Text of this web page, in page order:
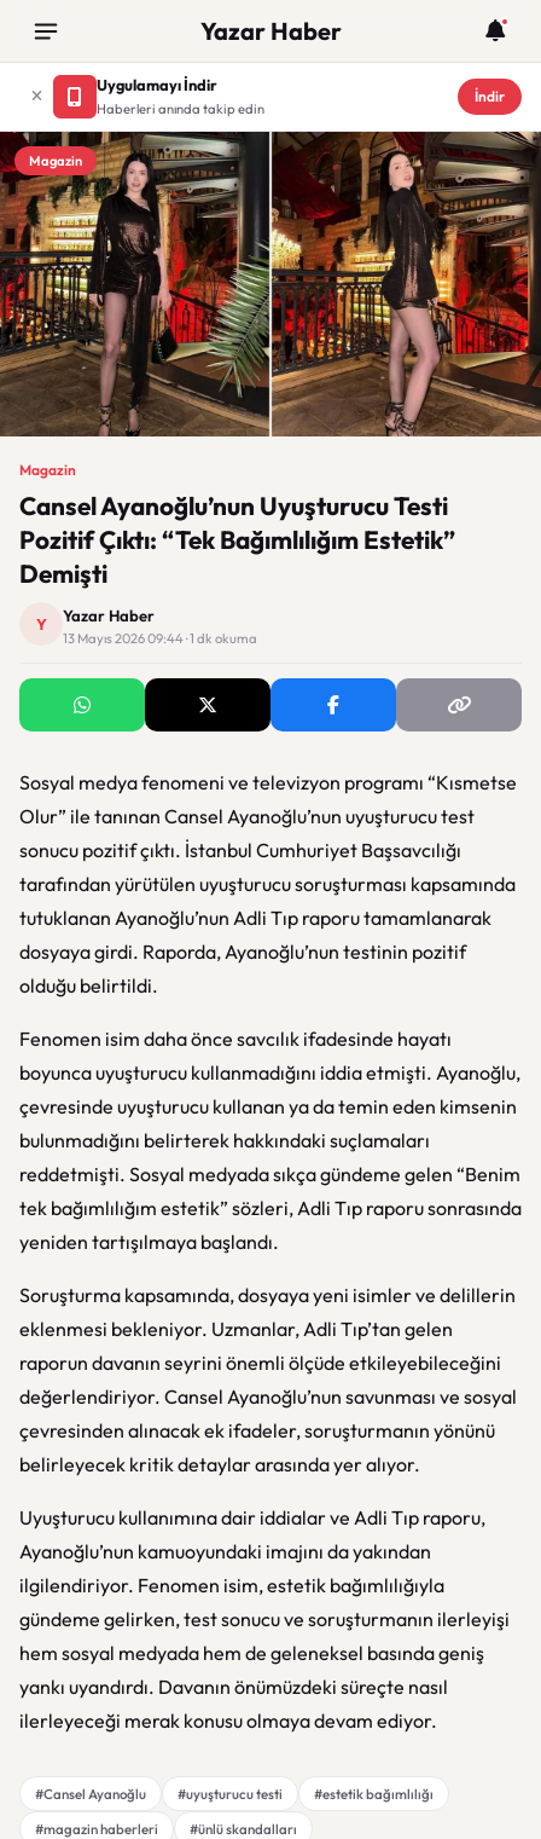
Yazar Haber
Uygulamayı İndir
Haberleri anında takip edin
İndir
Magazin
Magazin
Cansel Ayanoğlu’nun Uyuşturucu Testi
Pozitif Çıktı: “Tek Bağımlılığım Estetik”
Demişti
Y Yazar Haber
13 Mayıs 2026 09:44 · 1 dk okuma
Sosyal medya fenomeni ve televizyon programı “Kısmetse
Olur” ile tanınan Cansel Ayanoğlu’nun uyuşturucu test
sonucu pozitif çıktı. İstanbul Cumhuriyet Başsavcılığı
tarafından yürütülen uyuşturucu soruşturması kapsamında
tutuklanan Ayanoğlu’nun Adli Tıp raporu tamamlanarak
dosyaya girdi. Raporda, Ayanoğlu’nun testinin pozitif
olduğu belirtildi.
Fenomen isim daha önce savcılık ifadesinde hayatı
boyunca uyuşturucu kullanmadığını iddia etmişti. Ayanoğlu,
çevresinde uyuşturucu kullanan ya da temin eden kimsenin
bulunmadığını belirterek hakkındaki suçlamaları
reddetmişti. Sosyal medyada sıkça gündeme gelen “Benim
tek bağımlılığım estetik” sözleri, Adli Tıp raporu sonrasında
yeniden tartışılmaya başlandı.
Soruşturma kapsamında, dosyaya yeni isimler ve delillerin
eklenmesi bekleniyor. Uzmanlar, Adli Tıp’tan gelen
raporun davanın seyrini önemli ölçüde etkileyebileceğini
değerlendiriyor. Cansel Ayanoğlu’nun savunması ve sosyal
çevresinden alınacak ek ifadeler, soruşturmanın yönünü
belirleyecek kritik detaylar arasında yer alıyor.
Uyuşturucu kullanımına dair iddialar ve Adli Tıp raporu,
Ayanoğlu’nun kamuoyundaki imajını da yakından
ilgilendiriyor. Fenomen isim, estetik bağımlılığıyla
gündeme gelirken, test sonucu ve soruşturmanın ilerleyişi
hem sosyal medyada hem de geleneksel basında geniş
yankı uyandırdı. Davanın önümüzdeki süreçte nasıl
ilerleyeceği merak konusu olmaya devam ediyor.
#Cansel Ayanoğlu #uyuşturucu testi
#estetik bağımlılığı
#magazin haberleri
#ünlü skandalları